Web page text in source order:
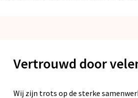
Vertrouwd door
Wij zijn trots op de sterke